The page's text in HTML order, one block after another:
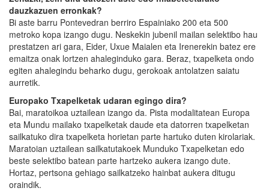
dauzkazuen erronkak?
Bi aste barru Pontevedran berriro Espainiako 200 eta 500
metroko kopa izango dugu. Neskekin jubenil mailan selektibo hau
prestatzen ari gara, Eider, Uxue Maialen eta Irenerekin batez ere
emaitza onak lortzen ahaleginduko gara. Beraz, txapelketa ondo
egiten ahalegindu beharko dugu, gerokoak antolatzen saiatu
aurretik.
Europako Txapelketak udaran egingo dira?
Bai, maratoikoa uztailean izango da. Pista modalitatean Europa
eta Mundu mailako txapelketak daude eta datorren txapelketan
sailkatuko dira txapelketa horietan parte hartuko duten kirolariak.
Maratoian uztailean sailkatutakoek Munduko Txapelketan edo
beste selektibo batean parte hartzeko aukera izango dute.
Hortaz, pertsona gehiago sailkatzeko hainbat aukera ditugu
oraindik.